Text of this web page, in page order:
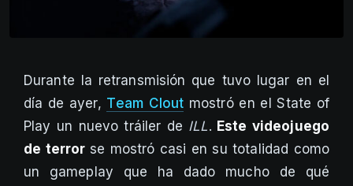
Durante la retransmisión que tuvo lugar en el
día de ayer, Team Clout mostró en el State of
Play un nuevo tráiler de ILL. Este videojuego
de terror se mostró casi en su totalidad como
un gameplay que ha dado mucho de qué